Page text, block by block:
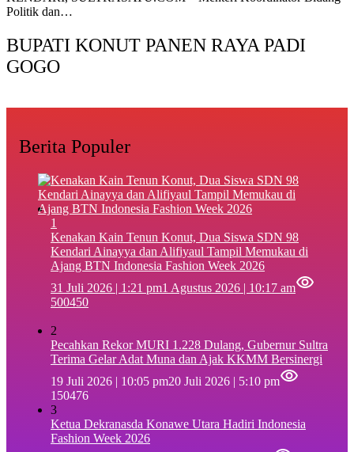
Politik dan…
BUPATI KONUT PANEN RAYA PADI
GOGO
Berita Populer
1
‎Kenakan Kain Tenun Konut, Dua Siswa SDN 98
Kendari Ainayya dan Alifiyaul Tampil Memukau di
Ajang BTN Indonesia Fashion Week 2026
31 Juli 2026 | 1:21 pm1 Agustus 2026 | 10:17 am
500450
2
Pecahkan Rekor MURI 1.228 Dulang, Gubernur Sultra
Terima Gelar Adat Muna dan Ajak KKMM Bersinergi
19 Juli 2026 | 10:05 pm20 Juli 2026 | 5:10 pm
150476
3
Ketua Dekranasda Konawe Utara Hadiri Indonesia
Fashion Week 2026